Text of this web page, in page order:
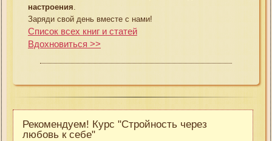
настроения
Заряди свой день вместе с нами!
Список всех книг и статей
Вдохновиться >>
Рекомендуем! Курс "Стройность через
любовь к себе"